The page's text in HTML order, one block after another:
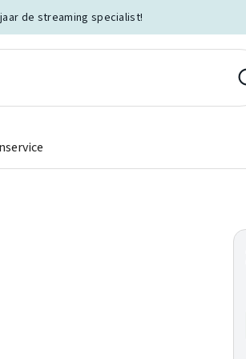
de streaming specialist!